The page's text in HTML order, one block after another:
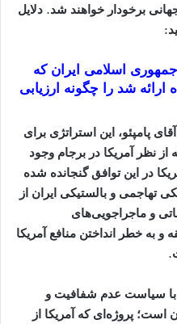
برخودار خواهند شد. دلایل
:
اسلامى ایران که
شد را چگونه ارزیابى
و مفاد ۱۲ ماده‌ای آقای پامپئو، این استراتژی برای
نظر آمریکا در برجام وجود
در این توافق گنجانده شده
تهاجمی و بالستیکی ایران از
و ماجراجویی‌های
به خطر انداختن منافع آمریکا
.
با سیاست عدم شفافیت و
پروژه‌ای که آمریکا از